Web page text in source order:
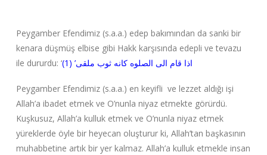
Peygamber Efendimiz (s.a.a.) edep bakımından da sanki bir
kenara düşmüş elbise gibi Hakk karşısında edepli ve tevazu
ile dururdu: ‘
اذا قام الى الصلوه كانه ثوب ملقى’ (1)
Peygamber Efendimiz (s.a.a.) en keyifli ve lezzet aldığı işi
Allah’a ibadet etmek ve O’nunla niyaz etmekte görürdü.
Kuşkusuz, Allah’a kulluk etmek ve O’nunla niyaz etmek
yüreklerde öyle bir heyecan oluşturur ki, Allah’tan başkasının
muhabbetine artık bir yer kalmaz. Allah’a kulluk etmekle insan